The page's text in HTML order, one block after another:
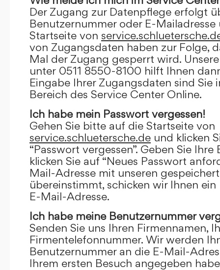
Der Zugang zur Datenpflege erfolgt
Benutzernummer oder E-
Startseite von
von Zugangsdaten haben zur Folge,
Mal der Zugang gesperrt wird.
unter 0511 8550-8100 hilft Ihnen
Eingabe Ihrer Zugangsdaten sind Sie
Bereich des Service Center Online.
Ich habe mein Passwort vergessen!
Gehen Sie bitte auf die Startseite von
service.schluetersche.de und klicken
“Passwort vergessen”. Geben Sie
klicken Sie auf “Neues Passwort
Mail-Adresse mit unseren
übereinstimmt, schicken wir Ihnen
E-Mail-Adresse.
Ich habe meine Benutzernummer
Senden Sie uns Ihren Firmennamen,
Firmentelefonnummer. Wir werden
Benutzernummer an die E-Mail-
Ihrem ersten Besuch angegeben